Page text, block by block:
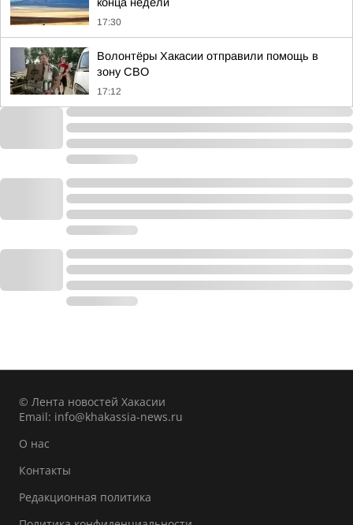
17:30
Волонтёры Хакасии отправили помощь в
зону СВО
17:12
© Лента новостей Хакасии
Email: info@khakassia-news.ru
О нас
Контакты
Редакционная политика